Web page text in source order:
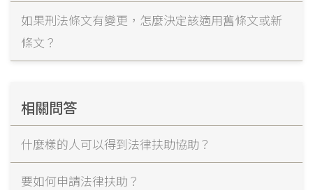
如果刑法條文有變更，怎麼決定該適用舊條文或新
條文？
相關問答
什麼樣的人可以得到法律扶助協助？
要如何申請法律扶助？